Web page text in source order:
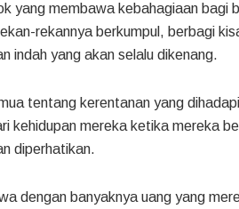
yang membawa kebahagiaan bagi
rekannya berkumpul, berbagi
indah yang akan selalu dikenang.
tentang kerentanan yang
kehidupan mereka ketika mereka
diperhatikan.
dengan banyaknya uang yang